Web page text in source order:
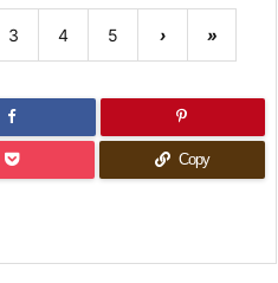
3 4 5 › »
Copy